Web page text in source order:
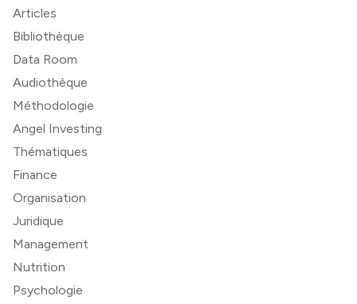
Articles
Bibliothèque
Data Room
Audiothèque
Méthodologie
Angel Investing
Thématiques
Finance
Organisation
Juridique
Management
Nutrition
Psychologie